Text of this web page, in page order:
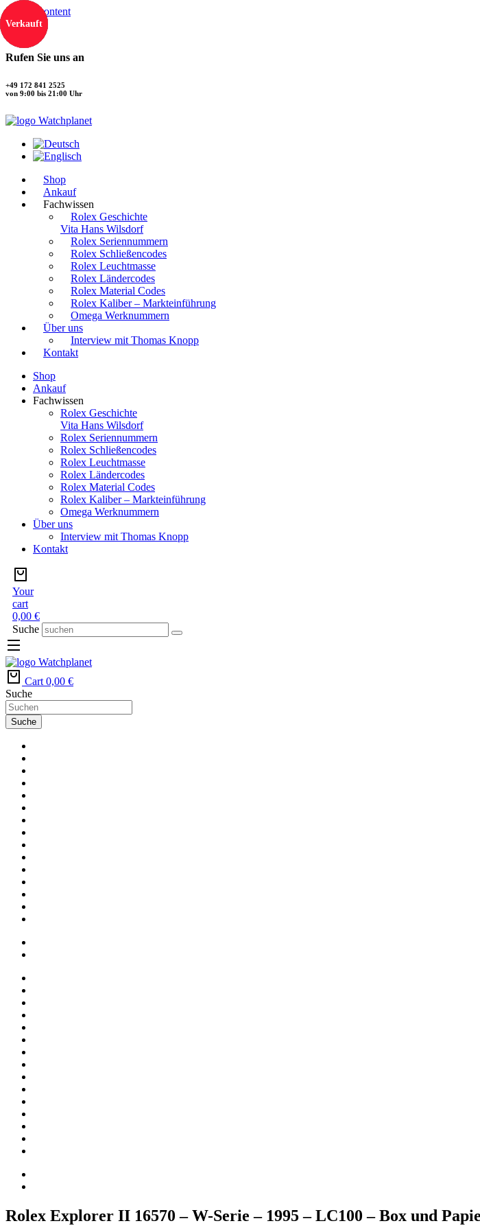
Skip to content
Rufen Sie uns an
+49 172 841 2525
von 9:00 bis 21:00 Uhr
Shop
Ankauf
Fachwissen
Rolex Geschichte
Vita Hans Wilsdorf
Rolex Seriennummern
Rolex Schließencodes
Rolex Leuchtmasse
Rolex Ländercodes
Rolex Material Codes
Rolex Kaliber – Markteinführung
Omega Werknummern
Über uns
Interview mit Thomas Knopp
Kontakt
Shop
Ankauf
Fachwissen
Rolex Geschichte
Vita Hans Wilsdorf
Rolex Seriennummern
Rolex Schließencodes
Rolex Leuchtmasse
Rolex Ländercodes
Rolex Material Codes
Rolex Kaliber – Markteinführung
Omega Werknummern
Über uns
Interview mit Thomas Knopp
Kontakt
Your
cart
0,00 €
Suche
Cart 0,00 €
Suche
Suche
Rolex Explorer II 16570 – W-Serie – 1995 – LC100 – Box und
Verkauft
Verkauft
Verkauft
Verkauft